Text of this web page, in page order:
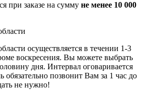
при заказе на сумму не менее 10 000
осуществляется в течении 1-3
воскресения. Вы можете выбрать
дня. Интервал оговаривается
позвонит Вам за 1 час до
не нужно!